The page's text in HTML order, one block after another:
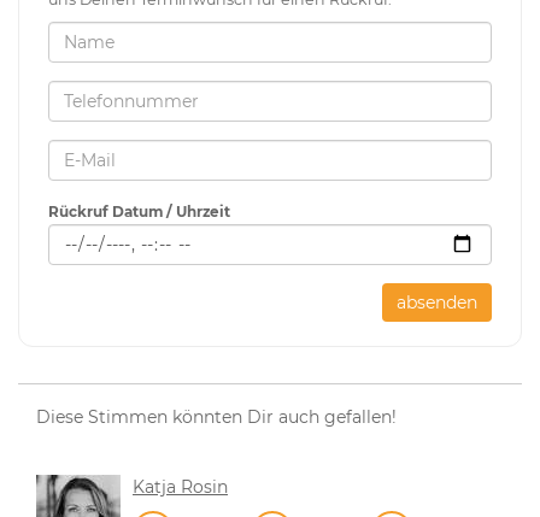
Rückruf Datum / Uhrzeit
absenden
Diese Stimmen könnten Dir auch gefallen!
Katja Rosin